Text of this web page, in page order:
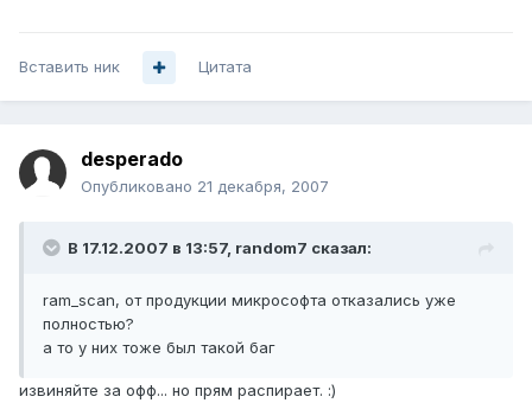
Вставить ник Цитата
desperado
Опубликовано 21 декабря, 2007
В 17.12.2007 в 13:57, random7 сказал:
ram_scan, от продукции микрософта отказались уже
полностью?
а то у них тоже был такой баг
извиняйте за офф... но прям распирает. :)